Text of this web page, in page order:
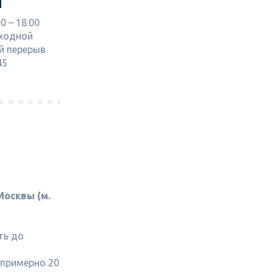
– 18.00
перерыв
(м.
до
20